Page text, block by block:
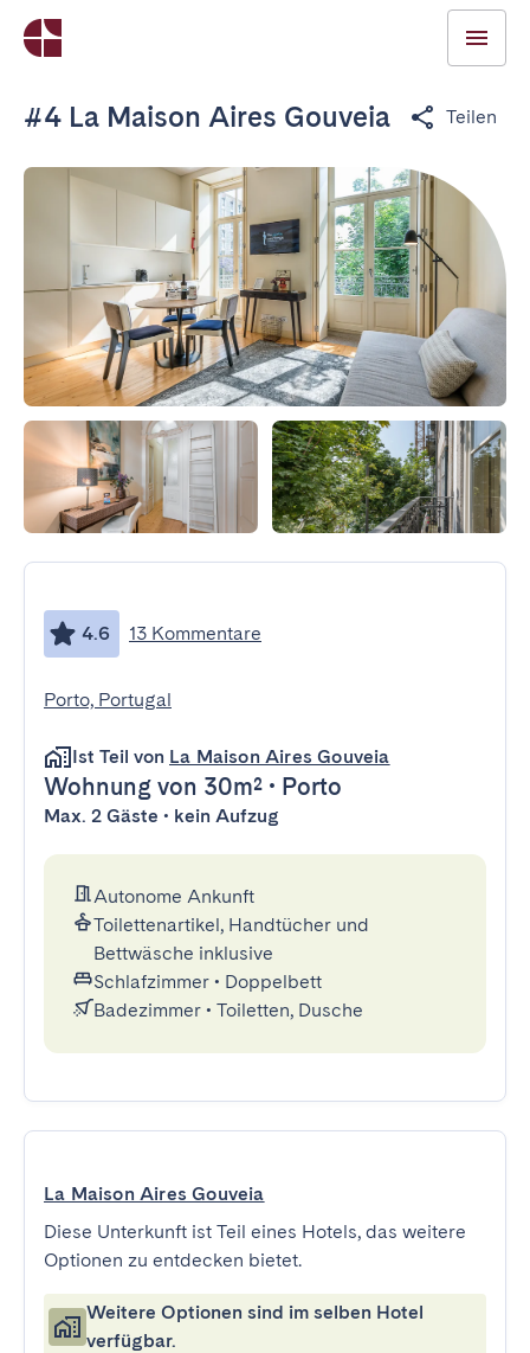
#4 La Maison Aires Gouveia Teilen
4.6 13 Kommentare
Porto, Portugal
Ist Teil von La Maison Aires Gouveia
Wohnung von 30m² • Porto
Max. 2 Gäste • kein Aufzug
Autonome Ankunft
Toilettenartikel, Handtücher und
Bettwäsche inklusive
Schlafzimmer • Doppelbett
Badezimmer • Toiletten, Dusche
La Maison Aires Gouveia
Diese Unterkunft ist Teil eines Hotels, das weitere
Optionen zu entdecken bietet.
Weitere Optionen sind im selben Hotel
verfügbar.